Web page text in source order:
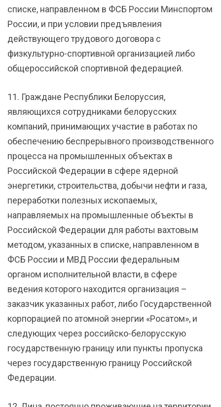
списке, направленном в ФСБ России Минспортом
России, и при условии предъявления
действующего трудового договора с
физкультурно-спортивной организацией либо
общероссийской спортивной федерацией.
11. Граждане Республики Белоруссия,
являющихся сотрудниками белорусских
компаний, принимающих участие в работах по
обеспечению беспрерывного производственного
процесса на промышленных объектах в
Российской Федерации в сфере ядерной
энергетики, строительства, добычи нефти и газа,
переработки полезных ископаемых,
направляемых на промышленные объекты в
Российской Федерации для работы вахтовым
методом, указанных в списке, направленном в
ФСБ России и МВД России федеральным
органом исполнительной власти, в сфере
ведения которого находится организация –
заказчик указанных работ, либо Государственной
корпорацией по атомной энергии «Росатом», и
следующих через российско-белорусскую
государственную границу или пункты пропуска
через государственную границу Российской
Федерации.